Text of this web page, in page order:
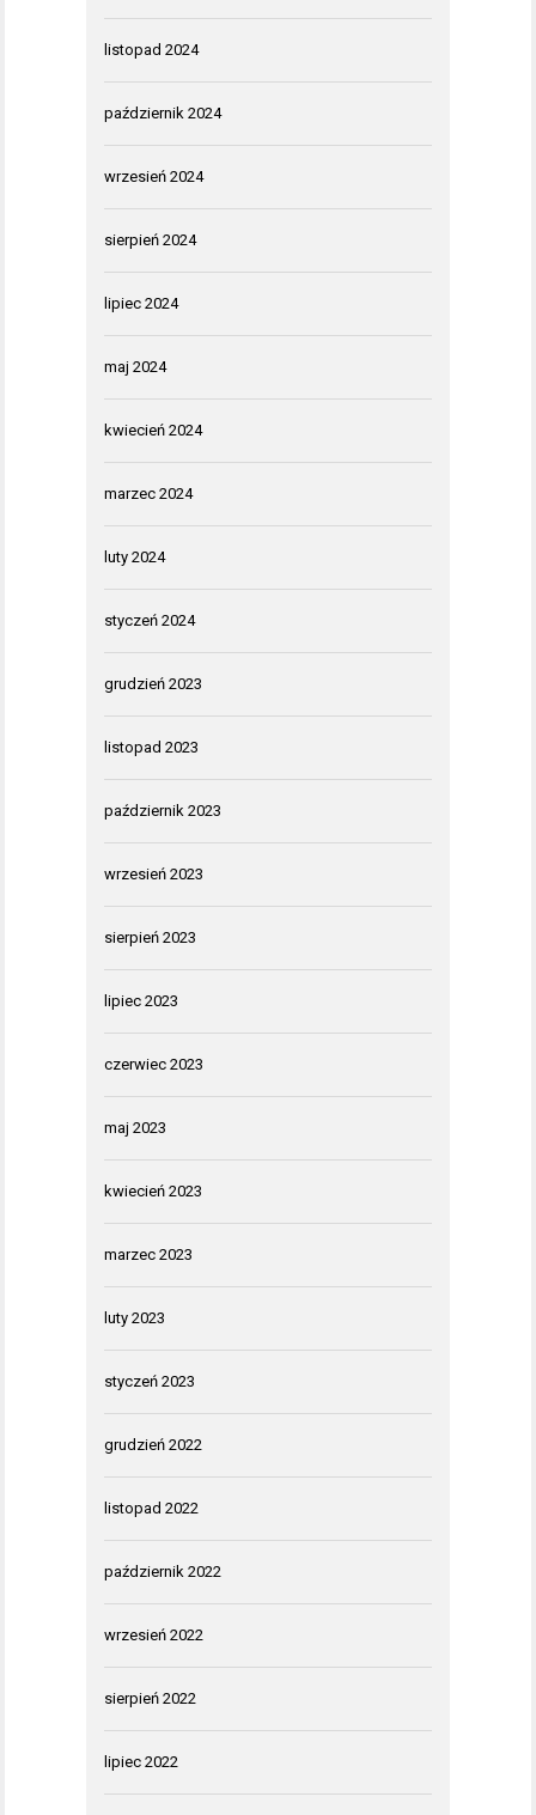
listopad 2024
październik 2024
wrzesień 2024
sierpień 2024
lipiec 2024
maj 2024
kwiecień 2024
marzec 2024
luty 2024
styczeń 2024
grudzień 2023
listopad 2023
październik 2023
wrzesień 2023
sierpień 2023
lipiec 2023
czerwiec 2023
maj 2023
kwiecień 2023
marzec 2023
luty 2023
styczeń 2023
grudzień 2022
listopad 2022
październik 2022
wrzesień 2022
sierpień 2022
lipiec 2022